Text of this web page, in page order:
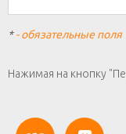
*- обязательные поля
Нажимая на кнопку